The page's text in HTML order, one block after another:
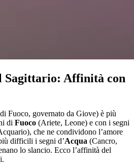
Sagittario: Affinità con
Fuoco, governato da Giove) è più
di Fuoco (Ariete, Leone) e con i segni
che ne condividono l’amore
difficili i segni d’Acqua (Cancro,
lo slancio. Ecco l’affinità del